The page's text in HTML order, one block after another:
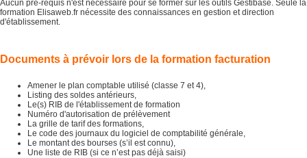
Aucun pré-requis n'est nécessaire pour se former sur les outils Gestibase. Seule la
formation Elisaweb.fr nécessite des connaissances en gestion et direction
d'établissement.
Documents à prévoir lors de la formation facturation
Amener le plan comptable utilisé (classe 7 et 4),
Listing des soldes antérieurs,
Le(s) RIB de l'établissement de formation
Numéro d'autorisation de prélèvement
La grille de tarif des formations,
Le code des journaux du logiciel de comptabilité générale,
Le montant des bourses (s’il est connu),
Une liste de RIB (si ce n’est pas déjà saisi)